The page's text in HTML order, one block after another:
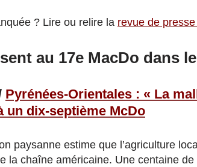
? Lire ou relire la revue de
au 17e MacDo dans
Pyrénées-Orientales : « La
un dix-septième McDo
paysanne estime que l’agriculture
la chaîne américaine. Une centaine